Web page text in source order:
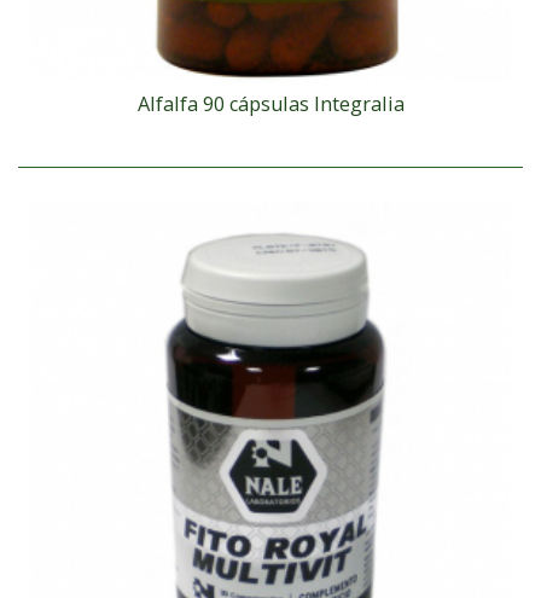
Alfalfa 90 cápsulas Integralia